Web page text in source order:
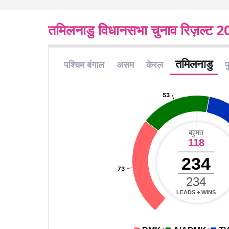
तमिलनाडु विधानसभा चुनाव रिज़ल्ट